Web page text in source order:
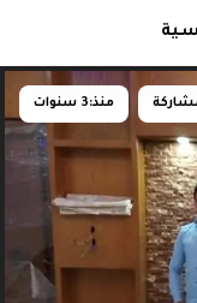
منذ:3 سنوات